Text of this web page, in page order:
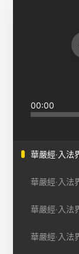
00:00
華嚴經‧入法
華嚴經‧入法
華嚴經‧入法
華嚴經‧入法